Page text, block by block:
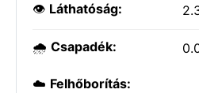
👁️ Láthatóság:
🌧️ Csapadék:
☁️ Felhőborítás: